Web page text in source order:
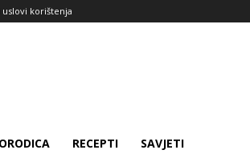
uslovi korištenja
RECEPTI SAVJETI